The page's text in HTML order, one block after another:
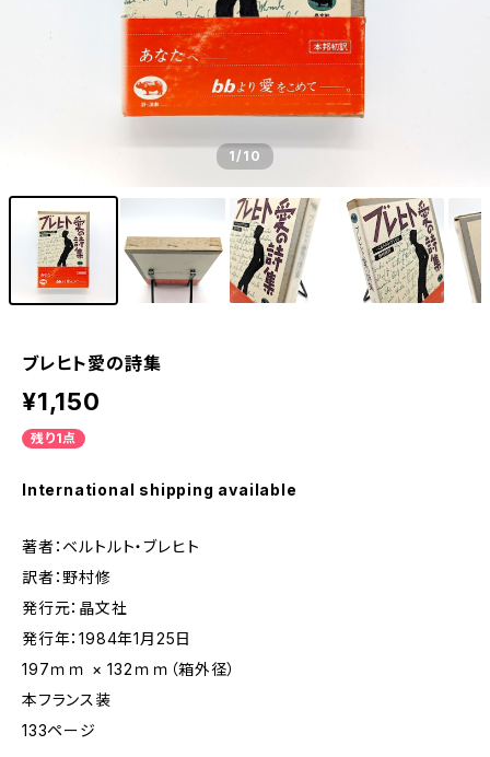
1/10
ブレヒト愛の詩集
¥1,150
残り1点
International shipping available
著者：ベルトルト・ブレヒト
訳者：野村修
発行元：晶文社
発行年：1984年1月25日
197ｍｍ × 132ｍｍ（箱外径）
本フランス装
133ページ